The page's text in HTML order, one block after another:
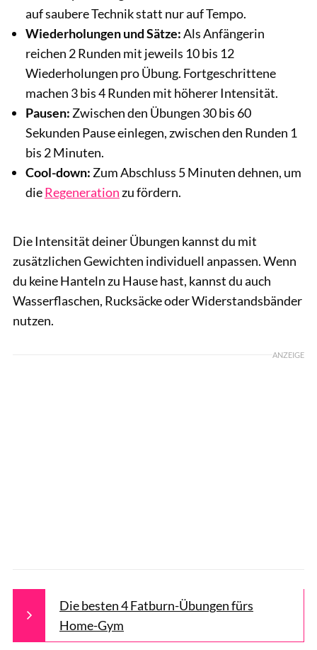
auf saubere Technik statt nur auf Tempo.
Wiederholungen und Sätze:Als Anfängerin
reichen 2 Runden mit jeweils 10 bis 12
Wiederholungen pro Übung. Fortgeschrittene
machen 3 bis 4 Runden mit höherer Intensität.
Pausen: Zwischen den Übungen 30 bis 60
Sekunden Pause einlegen, zwischen den Runden 1
bis 2 Minuten.
Cool-down: Zum Abschluss 5 Minuten dehnen, um
dieRegenerationzu fördern.
Die Intensität deiner Übungen kannst du mit
zusätzlichen Gewichten individuell anpassen. Wenn
du keine Hanteln zu Hause hast, kannst du auch
Wasserflaschen, Rucksäcke oder Widerstandsbänder
nutzen.
ANZEIGE
Die besten 4 Fatburn-Übungen fürs
Home-Gym